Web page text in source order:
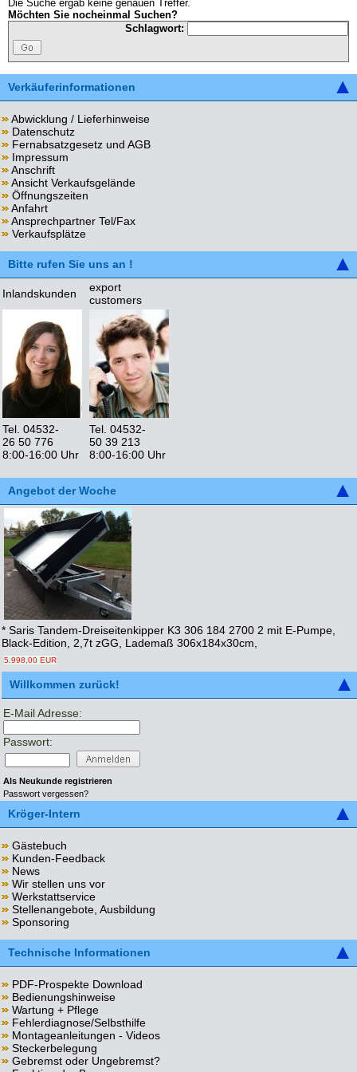
Die Suche ergab keine genauen Treffer.
Möchten Sie nocheinmal Suchen?
Schlagwort:
Verkäuferinformationen
Abwicklung / Lieferhinweise
Datenschutz
Fernabsatzgesetz und AGB
Impressum
Anschrift
Ansicht Verkaufsgelände
Öffnungszeiten
Anfahrt
Ansprechpartner Tel/Fax
Verkaufsplätze
Bitte rufen Sie uns an !
Inlandskunden
export
customers
Tel. 04532-
26 50 776
8:00-16:00 Uhr
Tel. 04532-
50 39 213
8:00-16:00 Uhr
Angebot der Woche
* Saris Tandem-Dreiseitenkipper K3 306 184 2700 2 mit E-Pumpe,
Black-Edition, 2,7t zGG, Lademaß 306x184x30cm,
5.998,00 EUR
Willkommen zurück!
E-Mail Adresse:
Passwort:
Als Neukunde registrieren
Passwort vergessen?
Kröger-Intern
Gästebuch
Kunden-Feedback
News
Wir stellen uns vor
Werkstattservice
Stellenangebote, Ausbildung
Sponsoring
Technische Informationen
PDF-Prospekte Download
Bedienungshinweise
Wartung + Pflege
Fehlerdiagnose/Selbsthilfe
Montageanleitungen - Videos
Steckerbelegung
Gebremst oder Ungebremst?